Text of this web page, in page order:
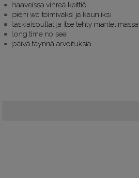
haaveissa vihreä keittiö
pieni wc toimivaksi ja kauniiksi
laskiaispullat ja itse tehty mantelimassa
long time no see
päivä täynnä arvoituksia